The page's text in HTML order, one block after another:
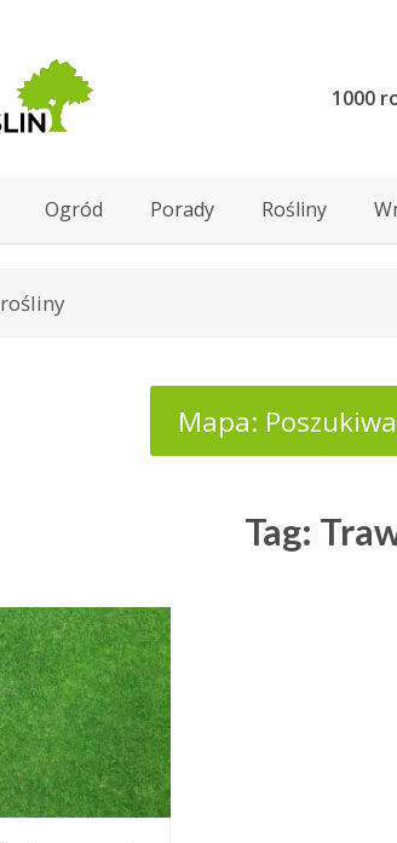
1000
Ogród Porady Rośliny
Mapa:
Tag: